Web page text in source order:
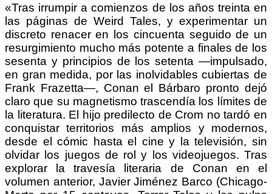
«Tras irrumpir a comienzos de los años treinta en
las páginas de Weird Tales, y experimentar un
discreto renacer en los cincuenta seguido de un
resurgimiento mucho más potente a finales de los
sesenta y principios de los setenta —impulsado,
en gran medida, por las inolvidables cubiertas de
Frank Frazetta—, Conan el Bárbaro pronto dejó
claro que su magnetismo trascendía los límites de
la literatura. El hijo predilecto de Crom no tardó en
conquistar territorios más amplios y modernos,
desde el cómic hasta el cine y la televisión, sin
olvidar los juegos de rol y los videojuegos. Tras
explorar la travesía literaria de Conan en el
volumen anterior, Javier Jiménez Barco (Chicago-